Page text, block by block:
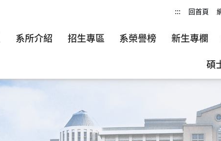
::: 回首頁
系所介紹 招生專區 系榮譽榜 新生專欄
碩